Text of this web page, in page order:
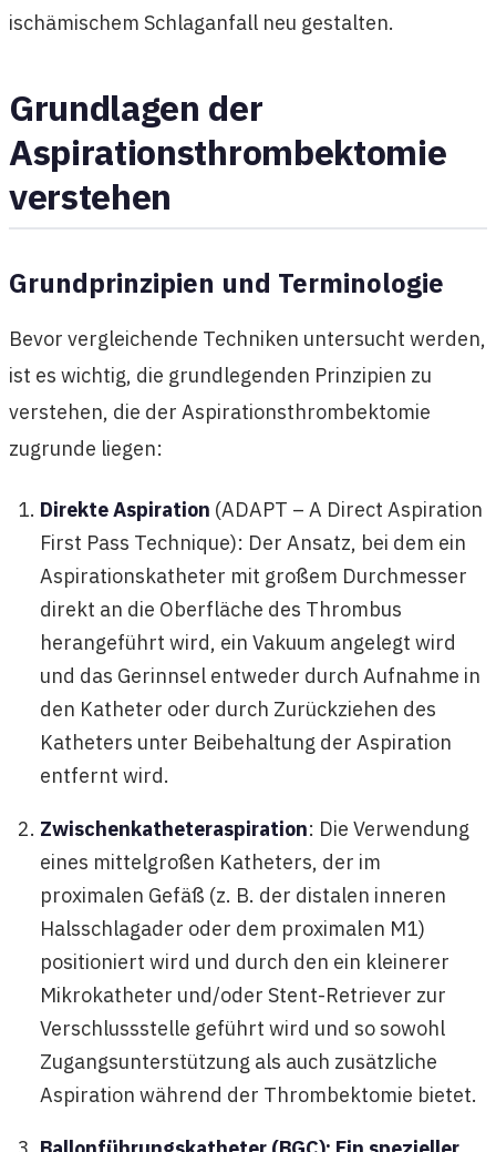
ischämischem Schlaganfall neu gestalten.
Grundlagen der
Aspirationsthrombektomie
verstehen
Grundprinzipien und Terminologie
Bevor vergleichende Techniken untersucht werden,
ist es wichtig, die grundlegenden Prinzipien zu
verstehen, die der Aspirationsthrombektomie
zugrunde liegen:
Direkte Aspiration (ADAPT – A Direct Aspiration
First Pass Technique): Der Ansatz, bei dem ein
Aspirationskatheter mit großem Durchmesser
direkt an die Oberfläche des Thrombus
herangeführt wird, ein Vakuum angelegt wird
und das Gerinnsel entweder durch Aufnahme in
den Katheter oder durch Zurückziehen des
Katheters unter Beibehaltung der Aspiration
entfernt wird.
Zwischenkatheteraspiration: Die Verwendung
eines mittelgroßen Katheters, der im
proximalen Gefäß (z. B. der distalen inneren
Halsschlagader oder dem proximalen M1)
positioniert wird und durch den ein kleinerer
Mikrokatheter und/oder Stent-Retriever zur
Verschlussstelle geführt wird und so sowohl
Zugangsunterstützung als auch zusätzliche
Aspiration während der Thrombektomie bietet.